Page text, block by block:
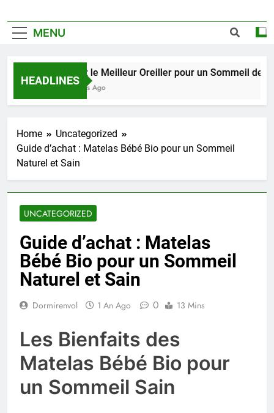
MENU
HEADLINES
Trouvez le Meilleur Oreiller pour un Sommeil de
2 Semaines Ago
Home
Uncategorized
Guide d’achat : Matelas Bébé Bio pour un Sommeil
Naturel et Sain
UNCATEGORIZED
Guide d’achat : Matelas
Bébé Bio pour un Sommeil
Naturel et Sain
Dormirenvol 1 An Ago 0 13 Mins
Les Bienfaits des
Matelas Bébé Bio pour
un Sommeil Sain